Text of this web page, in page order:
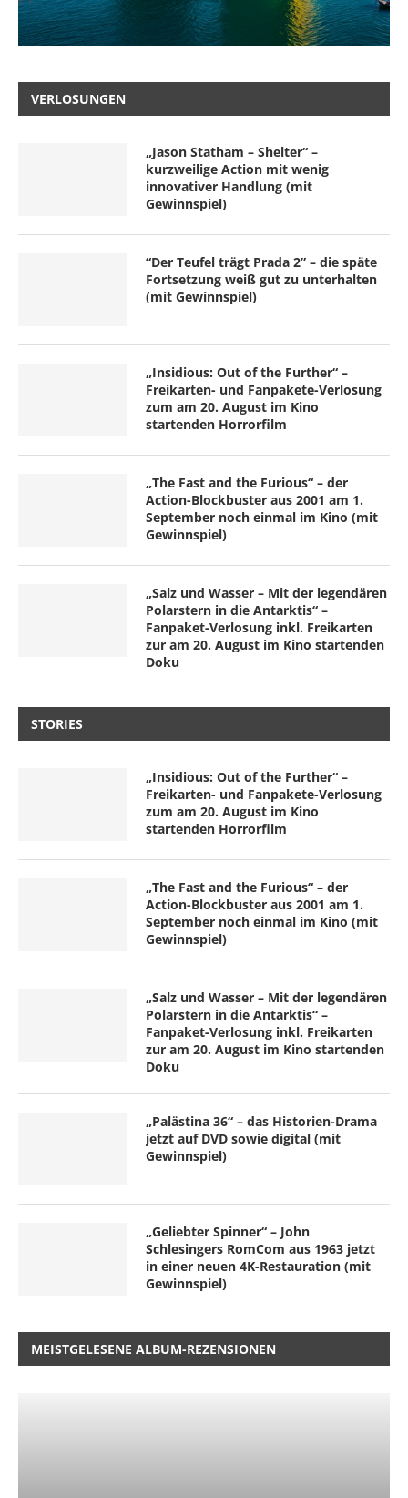
VERLOSUNGEN
„Jason Statham – Shelter“ –
kurzweilige Action mit wenig
innovativer Handlung (mit
Gewinnspiel)
“Der Teufel trägt Prada 2” – die späte
Fortsetzung weiß gut zu unterhalten
(mit Gewinnspiel)
„Insidious: Out of the Further“ –
Freikarten- und Fanpakete-Verlosung
zum am 20. August im Kino
startenden Horrorfilm
„The Fast and the Furious“ – der
Action-Blockbuster aus 2001 am 1.
September noch einmal im Kino (mit
Gewinnspiel)
„Salz und Wasser – Mit der legendären
Polarstern in die Antarktis“ –
Fanpaket-Verlosung inkl. Freikarten
zur am 20. August im Kino startenden
Doku
STORIES
„Insidious: Out of the Further“ –
Freikarten- und Fanpakete-Verlosung
zum am 20. August im Kino
startenden Horrorfilm
„The Fast and the Furious“ – der
Action-Blockbuster aus 2001 am 1.
September noch einmal im Kino (mit
Gewinnspiel)
„Salz und Wasser – Mit der legendären
Polarstern in die Antarktis“ –
Fanpaket-Verlosung inkl. Freikarten
zur am 20. August im Kino startenden
Doku
„Palästina 36“ – das Historien-Drama
jetzt auf DVD sowie digital (mit
Gewinnspiel)
„Geliebter Spinner“ – John
Schlesingers RomCom aus 1963 jetzt
in einer neuen 4K-Restauration (mit
Gewinnspiel)
MEISTGELESENE ALBUM-REZENSIONEN